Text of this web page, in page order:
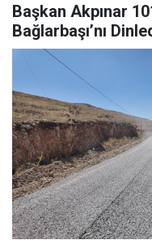
Başkan Akpınar
Bağlarbaşı’nı